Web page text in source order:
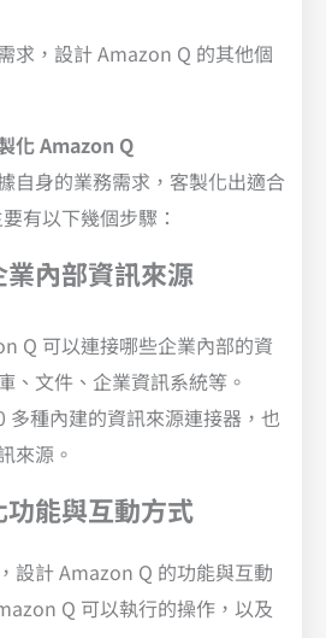
求，設計 Amazon Q 的其他個
化 Amazon Q
自身的業務需求，客製化出適合
有以下幾個步驟：
內部資訊來源
Q 可以連接哪些企業內部的資
、文件、企業資訊系統等。
多種內建的資訊來源連接器，也
來源。
能與互動方式
設計 Amazon Q 的功能與互動
Q 可以執行的操作，以及